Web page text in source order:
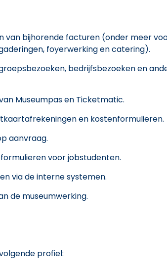
van bijhorende facturen (onder meer
foyerwerking en catering).
bedrijfsbezoeken en
Museumpas en Ticketmatic.
en kostenformulieren.
aanvraag.
voor jobstudenten.
via de interne systemen.
de museumwerking.
profiel: